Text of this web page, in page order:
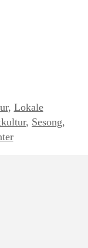
, Lokale
, Sesong,